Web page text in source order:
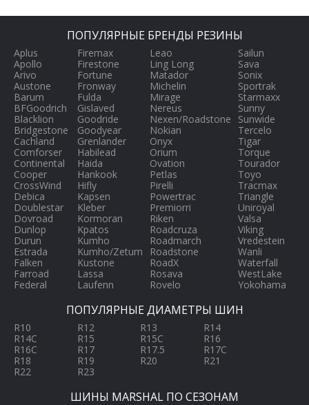
ПОПУЛЯРНЫЕ БРЕНДЫ РЕЗИНЫ
Aplus
Apollo
Arivo
Austone
Barum
BFGoodrich
Blacklion
Bridgestone
Cachland
Comforser
Continental
Cooper
CrossWind
Debica
Doublestar
Dovroad
Dunlop
Durun
Estrada
Falken
Farroad
Federal
Firemax
Firestone
Fortune
Fronway
Fulda
Gislaved
Goodride
Goodyear
Grenlander
Habilead
Haida
Hankook
Hifly
Kapsen
Kleber
Kormoran
Kpatos
Kumho
Kumho/Zetum
Kustone
Lassa
Laufenn
Leao
Ling Long
Matador
Michelin
Mirage
Nereus
Nexen/Roadstone
Nokian
Onyx
Orium
Ovation
Petlas
Pirelli
Powertrac
Premiorri
Riken
Roadcruza
Roadmarch
Roadstone
RoadX
Rosava
Rovelo
Sailun
Sava
Sonix
Sportrak
Starmaxx
Sunny
Sunwide
Tercelo
Tigar
Torque
Tourador
Toyo
Tracmax
Triangle
Uniroyal
Valsa
Viking
Vredestein
Wanli
Waterfall
WestLake
Yokohama
ПОПУЛЯРНЫЕ ДИАМЕТРЫ ШИН
R10 R12 R13
R14
R14C
R15 R15C
R16
R16C
R17 R17.5
R17C
R18
R19 R20
R21
R22
R23
ШИНЫ MARSHAL ПО СЕЗОНАМ